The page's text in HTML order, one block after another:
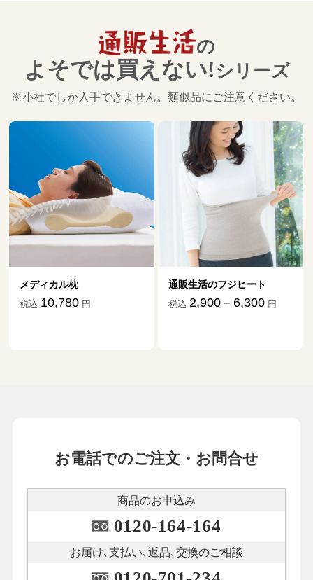
の
よそでは買えない!シリーズ
※小社でしか入手できません。類似品にご注意ください。
メディカル枕
税込 10,780 円
通販生活のフジヒート
税込 2,900－6,300 円
お電話でのご注文・お問合せ
商品のお申込み
0120-164-164
お届け､支払い､ 返品､交換のご相談